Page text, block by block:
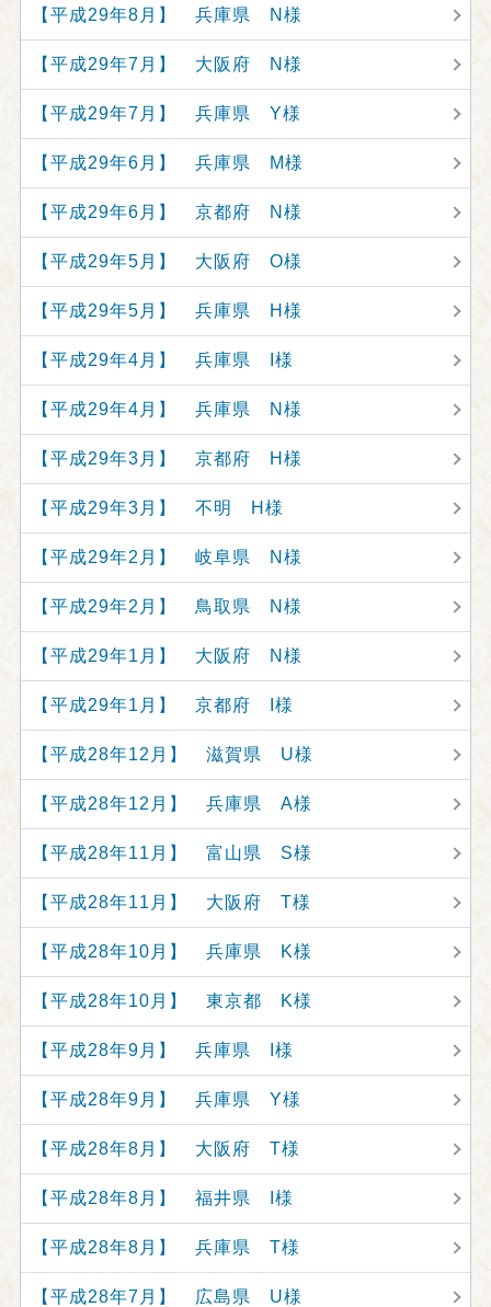
【平成29年8月】 兵庫県 N様
【平成29年7月】 大阪府 N様
【平成29年7月】 兵庫県 Y様
【平成29年6月】 兵庫県 M様
【平成29年6月】 京都府 N様
【平成29年5月】 大阪府 O様
【平成29年5月】 兵庫県 H様
【平成29年4月】 兵庫県 I様
【平成29年4月】 兵庫県 N様
【平成29年3月】 京都府 H様
【平成29年3月】 不明 H様
【平成29年2月】 岐阜県 N様
【平成29年2月】 鳥取県 N様
【平成29年1月】 大阪府 N様
【平成29年1月】 京都府 I様
【平成28年12月】 滋賀県 U様
【平成28年12月】 兵庫県 A様
【平成28年11月】 富山県 S様
【平成28年11月】 大阪府 T様
【平成28年10月】 兵庫県 K様
【平成28年10月】 東京都 K様
【平成28年9月】 兵庫県 I様
【平成28年9月】 兵庫県 Y様
【平成28年8月】 大阪府 T様
【平成28年8月】 福井県 I様
【平成28年8月】 兵庫県 T様
【平成28年7月】 広島県 U様